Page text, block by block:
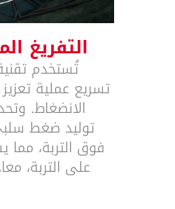
التفريغ
تُستخدم
تسريع عملية
الانضغاط.
توليد ضغط
فوق التربة،
على التربة،